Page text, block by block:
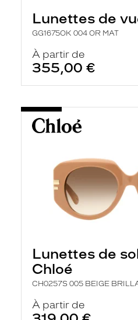
Lunettes de
GG1675OK 004 OR MAT
À partir de
355,00 €
Lunettes de
Chloé
CH0257S 005 BEIGE
À partir de